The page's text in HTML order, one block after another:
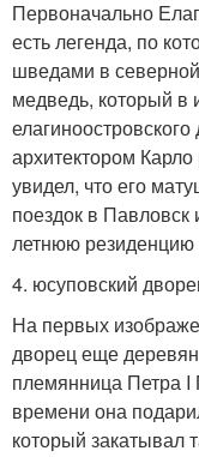
Первоначально
есть легенда, по
шведами в
медведь, который в
архитектором
увидел, что его
поездок в Павловск
летнюю резиденцию
4. юсуповский
На первых
дворец еще
племянница Петра I
времени она
который